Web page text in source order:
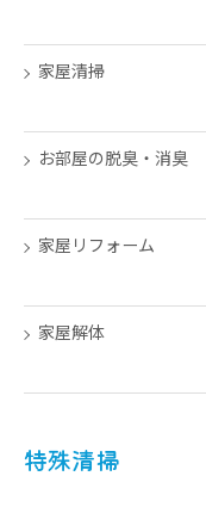
家屋清掃
お部屋の脱臭・消臭
家屋リフォーム
家屋解体
特殊清掃